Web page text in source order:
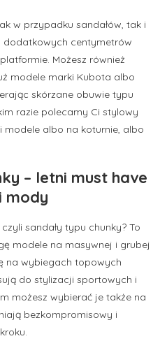
w przypadku sandałów, tak i
dodatkowych centymetrów
Możesz również
modele marki Kubota albo
skórzane obuwie typu
razie polecamy Ci stylowy
albo na koturnie, albo
– letni must have
mody
sandały typu chunky? To
modele na masywnej i grubej
na wybiegach topowych
do stylizacji sportowych i
możesz wybierać je także na
bezkompromisowy i